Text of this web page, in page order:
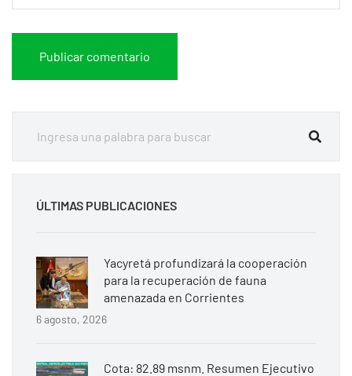
ÚLTIMAS PUBLICACIONES
Yacyretá profundizará la cooperación
para la recuperación de fauna
amenazada en Corrientes
6 agosto, 2026
Cota: 82.89 msnm. Resumen Ejecutivo